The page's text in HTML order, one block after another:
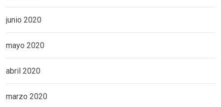
junio 2020
mayo 2020
abril 2020
marzo 2020